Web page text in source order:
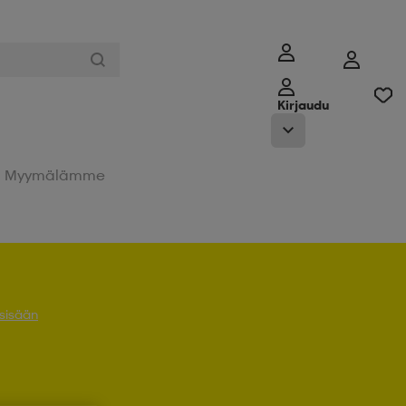
Kirjaudu
Myymälämme